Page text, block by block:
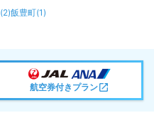
(2)飯豊町(1)
航空券付きプラン